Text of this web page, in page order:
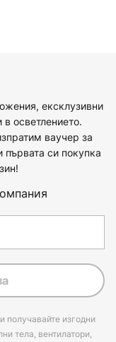
ексклузивни
осветлението.
ваучер за
първата си покупка
получавайте изгодни
тела, вентилатори,